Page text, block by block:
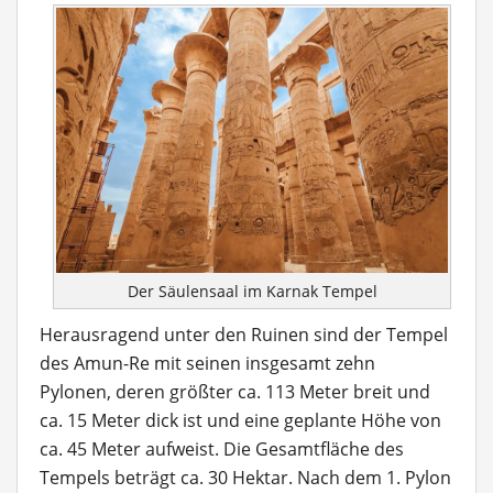
Der Säulensaal im Karnak Tempel
Herausragend unter den Ruinen sind der Tempel
des Amun-Re mit seinen insgesamt zehn
Pylonen, deren größter ca. 113 Meter breit und
ca. 15 Meter dick ist und eine geplante Höhe von
ca. 45 Meter aufweist. Die Gesamtfläche des
Tempels beträgt ca. 30 Hektar. Nach dem 1. Pylon